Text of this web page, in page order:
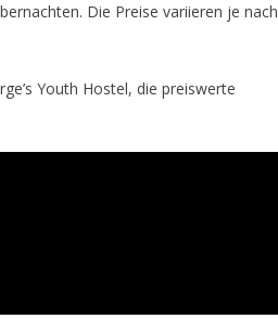
Die Preise variieren je nach
Youth Hostel, die preiswerte